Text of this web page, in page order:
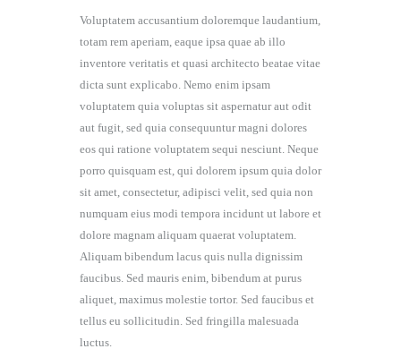
Voluptatem accusantium doloremque laudantium,
totam rem aperiam, eaque ipsa quae ab illo
inventore veritatis et quasi architecto beatae vitae
dicta sunt explicabo. Nemo enim ipsam
voluptatem quia voluptas sit aspernatur aut odit
aut fugit, sed quia consequuntur magni dolores
eos qui ratione voluptatem sequi nesciunt. Neque
porro quisquam est, qui dolorem ipsum quia dolor
sit amet, consectetur, adipisci velit, sed quia non
numquam eius modi tempora incidunt ut labore et
dolore magnam aliquam quaerat voluptatem.
Aliquam bibendum lacus quis nulla dignissim
faucibus. Sed mauris enim, bibendum at purus
aliquet, maximus molestie tortor. Sed faucibus et
tellus eu sollicitudin. Sed fringilla malesuada
luctus.